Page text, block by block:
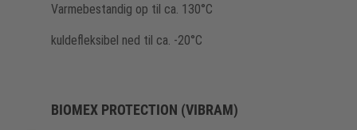
Varmebestandig op til ca. 130°C
kuldefleksibel ned til ca. -20°C
BIOMEX PROTECTION (VIBRAM)